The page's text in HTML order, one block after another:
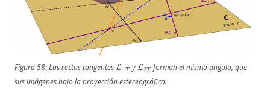
Figura 58: Las rectas tangentes
L1
y
L2
forman el mismo ángulo, que
sus imágenes bajo la proyección estereográfica.